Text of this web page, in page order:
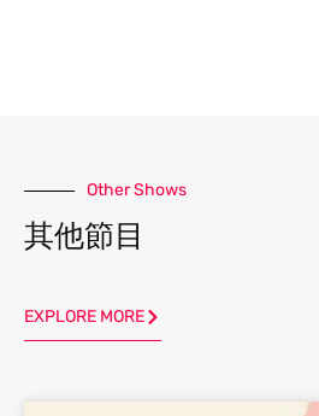
Other Shows
其他節目
EXPLORE MORE